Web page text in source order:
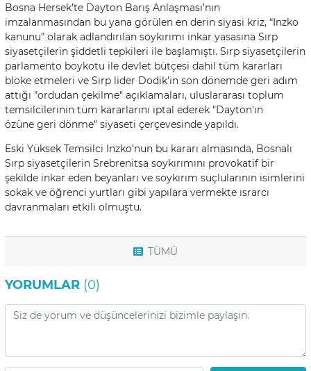
Bosna Hersek’te Dayton Barış Anlaşması’nın
imzalanmasından bu yana görülen en derin siyasi kriz, “Inzko
kanunu” olarak adlandırılan soykırımı inkar yasasına Sırp
siyasetçilerin şiddetli tepkileri ile başlamıştı. Sırp siyasetçilerin
parlamento boykotu ile devlet bütçesi dahil tüm kararları
bloke etmeleri ve Sırp lider Dodik'in son dönemde geri adım
attığı "ordudan çekilme" açıklamaları, uluslararası toplum
temsilcilerinin tüm kararlarını iptal ederek "Dayton'ın
özüne geri dönme" siyaseti çerçevesinde yapıldı.
Eski Yüksek Temsilci Inzko’nun bu kararı almasında, Bosnalı
Sırp siyasetçilerin Srebrenitsa soykırımını provokatif bir
şekilde inkar eden beyanları ve soykırım suçlularının isimlerini
sokak ve öğrenci yurtları gibi yapılara vermekte ısrarcı
davranmaları etkili olmuştu.
TÜMÜ
YORUMLAR (0)